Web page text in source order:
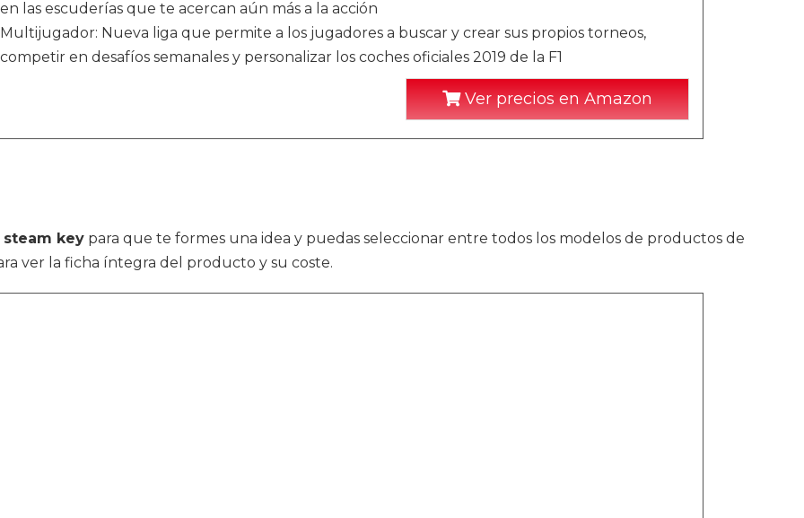
en las escuderías que te acercan aún más a la acción
Multijugador: Nueva liga que permite a los jugadores a buscar y crear sus propios torneos,
competir en desafíos semanales y personalizar los coches oficiales 2019 de la F1
Ver precios en Amazon
steam key para que te formes una idea y puedas seleccionar entre todos los modelos de productos de
ver la ficha íntegra del producto y su coste.